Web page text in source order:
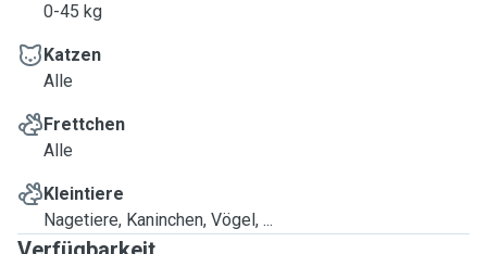
0-45 kg
Katzen
Alle
Frettchen
Alle
Kleintiere
Nagetiere, Kaninchen, Vögel, ...